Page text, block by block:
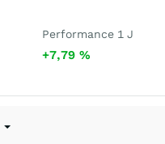
Performance 1 J
+7,79 %